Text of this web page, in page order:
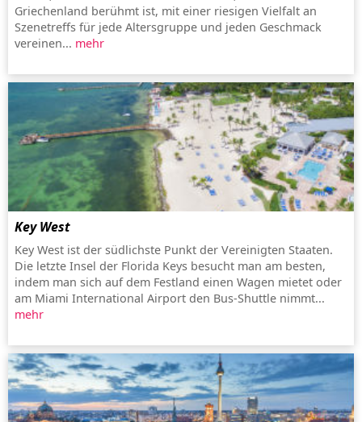
Griechenland berühmt ist, mit einer riesigen Vielfalt an
Szenetreffs für jede Altersgruppe und jeden Geschmack
vereinen... mehr
Key West
Key West ist der südlichste Punkt der Vereinigten Staaten.
Die letzte Insel der Florida Keys besucht man am besten,
indem man sich auf dem Festland einen Wagen mietet oder
am Miami International Airport den Bus-Shuttle nimmt...
mehr